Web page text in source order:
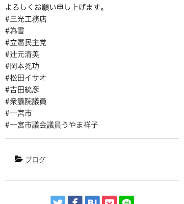
よろしくお願い申し上げます。
#三光工務店
#為書
#立憲民主党
#辻元清美
#岡本灮功
#松田イサオ
#吉田統彦
#衆議院議員
#一宮市
#一宮市議会議員うやま祥子
ブログ